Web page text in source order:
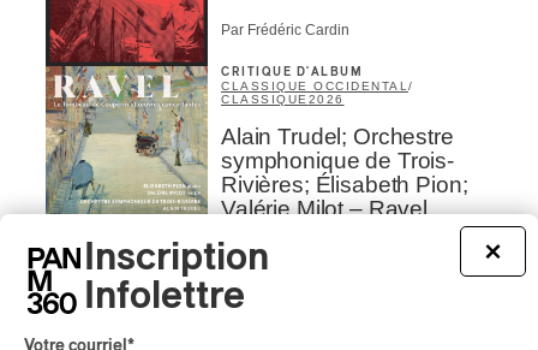
Par Frédéric Cardin
CRITIQUE D'ALBUM
CLASSIQUE OCCIDENTAL/
CLASSIQUE2026
Alain Trudel; Orchestre
symphonique de Trois-
Rivières; Élisabeth Pion;
Valérie Milot – Ravel
Par Frédéric Cardin
INTERVIEW
CHANSON
×
Inscription
Infolettre
Votre courriel *